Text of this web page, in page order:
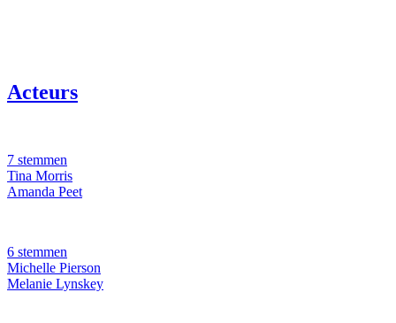
Acteurs
7 stemmen
Tina Morris
Amanda Peet
6 stemmen
Michelle Pierson
Melanie Lynskey